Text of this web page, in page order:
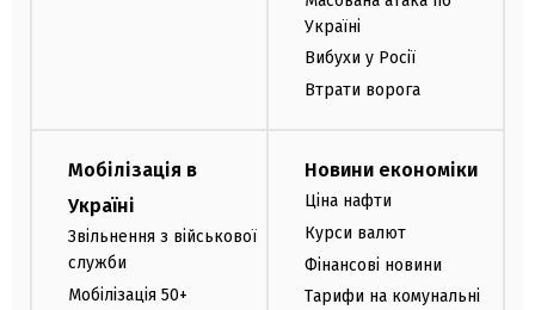
Україні
Вибухи у Росії
Втрати ворога
Мобілізація в
Україні
Звільнення з військової
служби
Мобілізація 50+
Новини економіки
Ціна нафти
Курси валют
Фінансові новини
Тарифи на комунальні